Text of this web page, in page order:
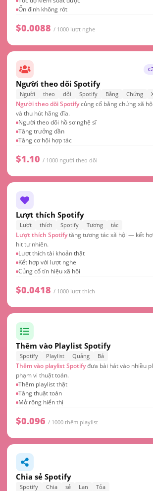
Ổn định không rớt
$0.0088 / 1000 lượt nghe
Người theo dõi Spotify
Người theo dõi Spotify Bằng Chứng
Người theo dõi Spotifycủng cố bằng chứng xã
và thu hút hãng đĩa.
Người theo dõi hồ sơ nghệ sĩ
Tăng trưởng dần
Tăng cơ hội hợp tác
$1.10 / 1000 người theo dõi
Lượt thích Spotify
Lượt thích Spotify Tương tác
Lượt thích Spotifytăng tương tác xã hội — kết
hit tự nhiên.
Lượt thích tài khoản thật
Kết hợp với lượt nghe
Củng cố tín hiệu xã hội
$0.0418 / 1000 lượt thích
Thêm vào Playlist Spotify
Spotify Playlist Quảng Bá
Thêm vào playlist Spotifyđưa bài hát vào nhiều
phạm vi thuật toán.
Thêm playlist thật
Tăng thuật toán
Mở rộng hiển thị
$0.096 / 1000 thêm playlist
Chia sẻ Spotify
Spotify Chia sẻ Lan Tỏa